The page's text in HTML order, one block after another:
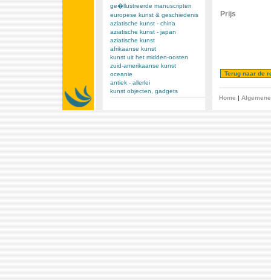
ge�llustreerde manuscripten
europese kunst & geschiedenis
aziatische kunst - china
aziatische kunst - japan
aziatische kunst
afrikaanse kunst
kunst uit het midden-oosten
zuid-amerikaanse kunst
oceanie
antiek - allerlei
kunst objecten, gadgets
Prijs
Home |